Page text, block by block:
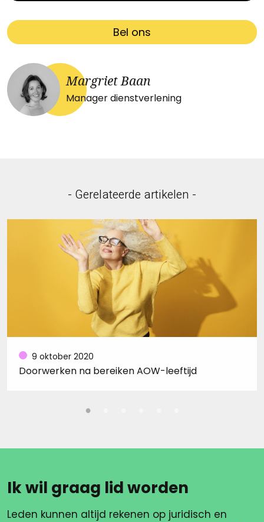
Bel ons
Margriet Baan
Manager dienstverlening
- Gerelateerde artikelen -
9 oktober 2020
Doorwerken na bereiken AOW-leeftijd
Ik wil graag lid worden
Leden kunnen altijd rekenen op juridisch en